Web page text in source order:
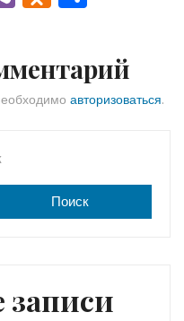
b d
o
kl
s
ni
а
в
авторизоваться.
Поиск
записи